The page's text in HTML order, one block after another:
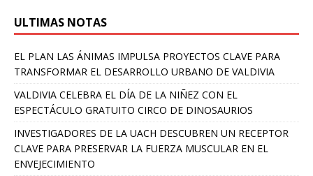
ULTIMAS NOTAS
EL PLAN LAS ÁNIMAS IMPULSA PROYECTOS CLAVE PARA
TRANSFORMAR EL DESARROLLO URBANO DE VALDIVIA
VALDIVIA CELEBRA EL DÍA DE LA NIÑEZ CON EL
ESPECTÁCULO GRATUITO CIRCO DE DINOSAURIOS
INVESTIGADORES DE LA UACH DESCUBREN UN RECEPTOR
CLAVE PARA PRESERVAR LA FUERZA MUSCULAR EN EL
ENVEJECIMIENTO